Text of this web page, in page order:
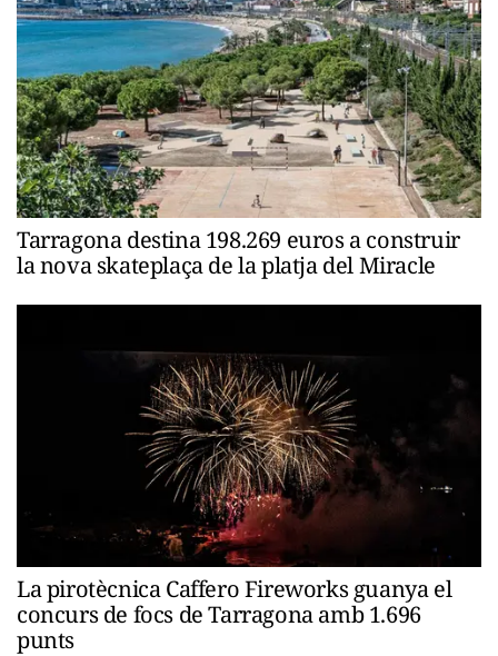
Tarragona destina 198.269 euros a construir
la nova skateplaça de la platja del Miracle
La pirotècnica Caffero Fireworks guanya el
concurs de focs de Tarragona amb 1.696
punts